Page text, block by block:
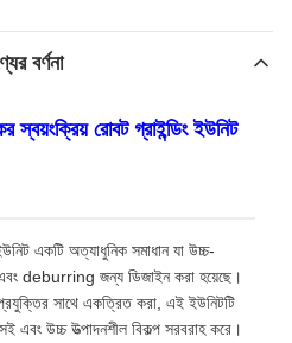
বর্ণনা
স্বয়ংক্রিয় রোবট গ্রাইন্ডিং ইউনিট
একটি অত্যাধুনিক সমাধান যা উচ্চ-
এবং deburring জন্য ডিজাইন করা হয়েছে।
সাথে একত্রিত করা, এই ইউনিটটি
এবং উচ্চ উত্পাদনশীল বিকল্প সরবরাহ করে।